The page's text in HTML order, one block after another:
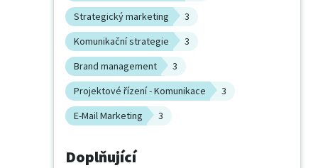
Strategický marketing
3
Komunikační strategie
3
Brand management
3
Projektové řízení - Komunikace
3
E-Mail Marketing
3
Doplňující